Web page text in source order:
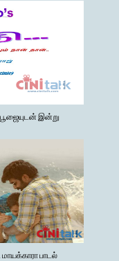
இன்று
மாயக்காரா பாடல்